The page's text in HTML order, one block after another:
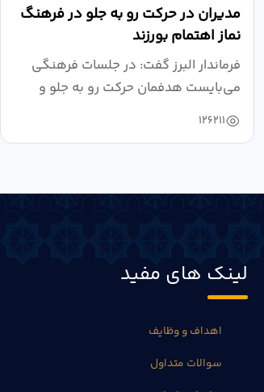
مدیران در حرکت رو به جلو در فرهنگ
نماز اهتمام بورزند
فرماندار البرز گفت: در جلسات فرهنگی
می‌بایست هدفمان حرکت رو به جلو و
دستیابی...
126211
لینک های مفید
اهداف و وظایف
سوالات متداول